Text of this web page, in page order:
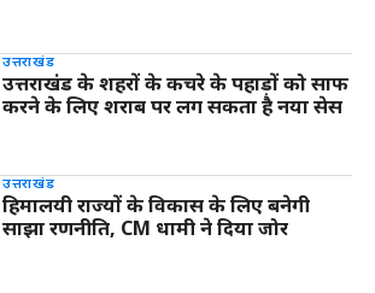
उत्तराखंड
उत्तराखंड के शहरों के कचरे के पहाड़ों को साफ
करने के लिए शराब पर लग सकता है नया सेस
उत्तराखंड
हिमालयी राज्यों के विकास के लिए बनेगी
साझा रणनीति, CM धामी ने दिया जोर